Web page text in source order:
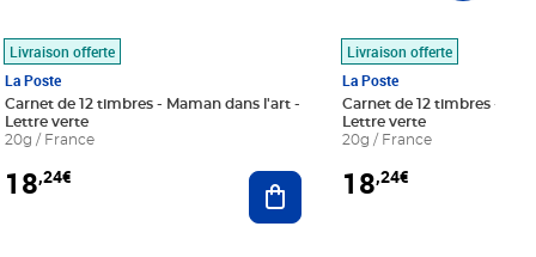
au panier
Livraison offerte
La Poste
Carnet de 12 timbres - Maman dans l'art -
Lettre verte
20g / France
18,24€ Ajouter au panier
Livraison offerte
La Poste
Carnet de 12 timbres - Le
Lettre verte
20g / France
18,24€